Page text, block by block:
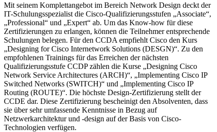
Mit seinem Komplettangebot im Bereich Network Design deckt der
IT-Schulungsspezialist die Cisco-Qualifizierungsstufen „Associate“,
„Professional“ und „Expert“ ab. Um das Know-how für diese
Zertifizierungen zu erlangen, können die Teilnehmer entsprechende
Schulungen belegen. Für den CCDA empfiehlt Cisco den Kurs
„Designing for Cisco Internetwork Solutions (DESGN)“. Zu den
empfohlenen Trainings für das Erreichen der nächsten
Qualifizierungsstufe CCDP zählen die Kurse „Designing Cisco
Network Service Architectures (ARCH)“, „Implementing Cisco IP
Switched Networks (SWITCH)“ und „Implementing Cisco IP
Routing (ROUTE)“. Die höchste Design-Zertifizierung stellt der
CCDE dar. Diese Zertifizierung bescheinigt den Absolventen, dass
sie über sehr umfassende Kenntnisse in Bezug auf
Netzwerkarchitektur und -design auf der Basis von Cisco-
Technologien verfügen.